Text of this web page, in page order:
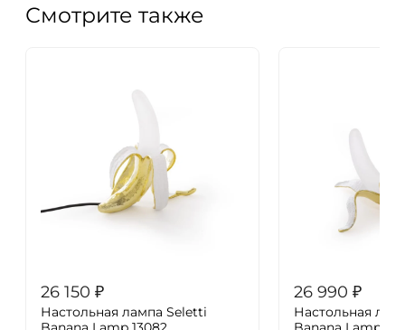
Смотрите также
26 150 ₽
Настольная лампа Seletti
26 990 ₽
Настольная